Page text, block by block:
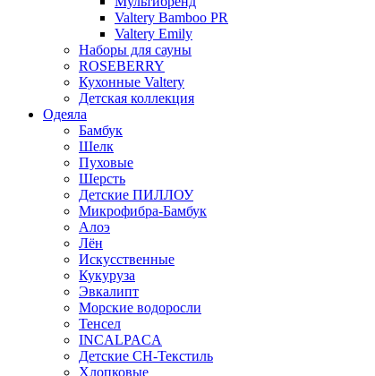
Valtery Bamboo PR
Valtery Emily
Наборы для сауны
ROSEBERRY
Кухонные Valtery
Детская коллекция
Одеяла
Бамбук
Шелк
Пуховые
Шерсть
Детские ПИЛЛОУ
Микрофибра-Бамбук
Алоэ
Лён
Искусственные
Кукуруза
Эвкалипт
Морские водоросли
Тенсел
INCALPACA
Детские СН-Текстиль
Хлопковые